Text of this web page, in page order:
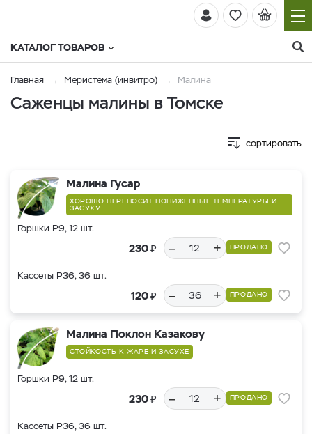
КАТАЛОГ ТОВАРОВ
Главная Меристема (инвитро) Малина
Саженцы малины в Томске
сортировать
Малина Гусар
ХОРОШО ПЕРЕНОСИТ ПОНИЖЕННЫЕ ТЕМПЕРАТУРЫ И
ЗАСУХУ
Горшки Р9, 12 шт.
230₽ – + ПРОДАНО
Кассеты Р36, 36 шт.
120₽ – + ПРОДАНО
Малина Поклон Казакову
СТОЙКОСТЬ К ЖАРЕ И ЗАСУХЕ
Горшки Р9, 12 шт.
230₽ – + ПРОДАНО
Кассеты Р36, 36 шт.